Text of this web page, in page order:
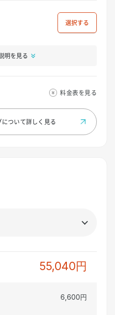
選択
明を見る
料金表を見る
ついて詳しく見る
55,040円
6,600円